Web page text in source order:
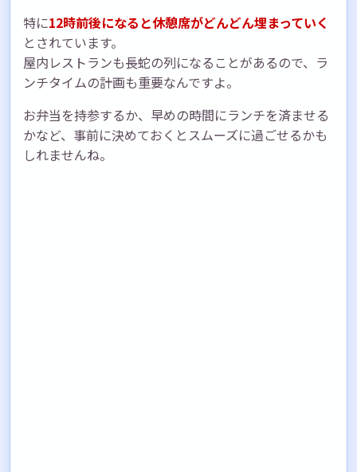
特に12時前後になると休憩席がどんどん埋まっていく
とされています。
屋内レストランも長蛇の列になることがあるので、ラ
ンチタイムの計画も重要なんですよ。
お弁当を持参するか、早めの時間にランチを済ませる
かなど、事前に決めておくとスムーズに過ごせるかも
しれませんね。